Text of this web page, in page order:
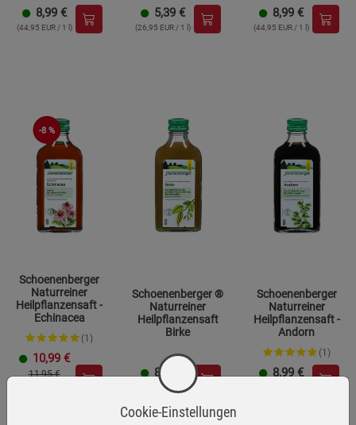
8,99 €
(44,95 EUR / 1 l)
5,39 €
(26,95 EUR / 1 l)
8,99 €
(44,95 EUR / 1 l)
-8 %
Schoenenberger
Naturreiner
Heilpflanzensaft -
Echinacea
(1)
10,99 €
11,95 €
Schoenenberger ®
Naturreiner
Heilpflanzensaft
Birke
8,99
(44,95 EUR / 1 l)
Schoenenberger
Naturreiner
Heilpflanzensaft -
Andorn
(1)
8,99 €
Cookie-Einstellungen